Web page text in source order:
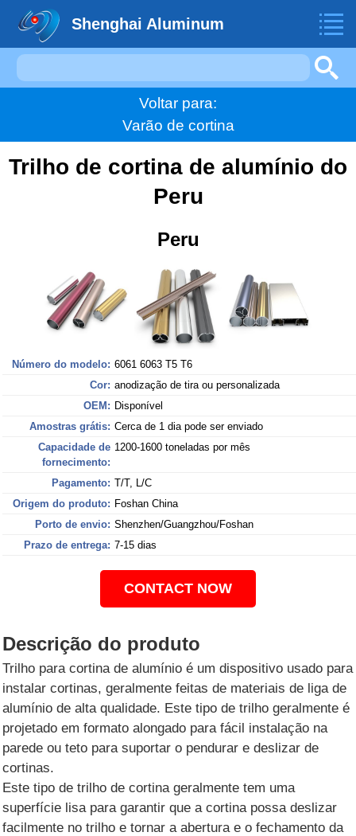
Shenghai Aluminum
Voltar para:
Varão de cortina
Trilho de cortina de alumínio do
Peru
Peru
Número do modelo: 6061 6063 T5 T6
Cor: anodização de tira ou personalizada
OEM: Disponível
Amostras grátis: Cerca de 1 dia pode ser enviado
Capacidade de
fornecimento:
1200-1600 toneladas por mês
Pagamento: T/T, L/C
Origem do produto: Foshan China
Porto de envio: Shenzhen/Guangzhou/Foshan
Prazo de entrega: 7-15 dias
CONTACT NOW
Descrição do produto
Trilho para cortina de alumínio é um dispositivo usado para
instalar cortinas, geralmente feitas de materiais de liga de
alumínio de alta qualidade. Este tipo de trilho geralmente é
projetado em formato alongado para fácil instalação na
parede ou teto para suportar o pendurar e deslizar de
cortinas.
Este tipo de trilho de cortina geralmente tem uma
superfície lisa para garantir que a cortina possa deslizar
facilmente no trilho e tornar a abertura e o fechamento da